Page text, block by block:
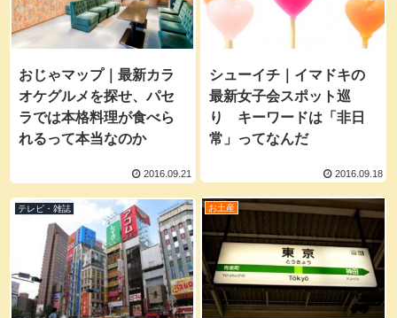
おじゃマップ｜最新カラ
オケグルメを探せ、パセ
ラでは本格料理が食べら
れるって本当なのか
2016.09.21
シューイチ｜イマドキの
最新女子会スポット巡
り キーワードは「非日
常」ってなんだ
2016.09.18
お土産
テレビ・雑誌